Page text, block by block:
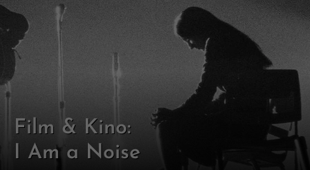
Film & Kino:
I Am a Noise